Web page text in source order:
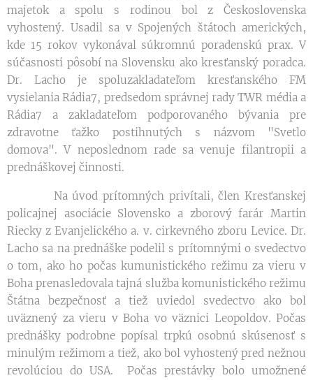
majetok a spolu s rodinou bol z Československa
vyhostený. Usadil sa v Spojených štátoch amerických,
kde 15 rokov vykonával súkromnú poradenskú prax. V
súčasnosti pôsobí na Slovensku ako kresťanský poradca.
Dr. Lacho je spoluzakladateľom kresťanského FM
vysielania Rádia7, predsedom správnej rady TWR média a
Rádia7 a zakladateľom podporovaného bývania pre
zdravotne ťažko postihnutých s názvom "Svetlo
domova". V neposlednom rade sa venuje filantropii a
prednáškovej činnosti.
Na úvod prítomných privítali, člen Kresťanskej
policajnej asociácie Slovensko a zborový farár Martin
Riecky z Evanjelického a. v. cirkevného zboru Levice. Dr.
Lacho sa na prednáške podelil s prítomnými o svedectvo
o tom, ako ho počas kumunistického režimu za vieru v
Boha prenasledovala tajná služba komunistického režimu
Štátna bezpečnosť a tiež uviedol svedectvo ako bol
uväznený za vieru v Boha vo väznici Leopoldov. Počas
prednášky podrobne popísal trpkú osobnú skúsenosť s
minulým režimom a tiež, ako bol vyhostený pred nežnou
revolúciou do USA. Počas prestávky bolo umožnené